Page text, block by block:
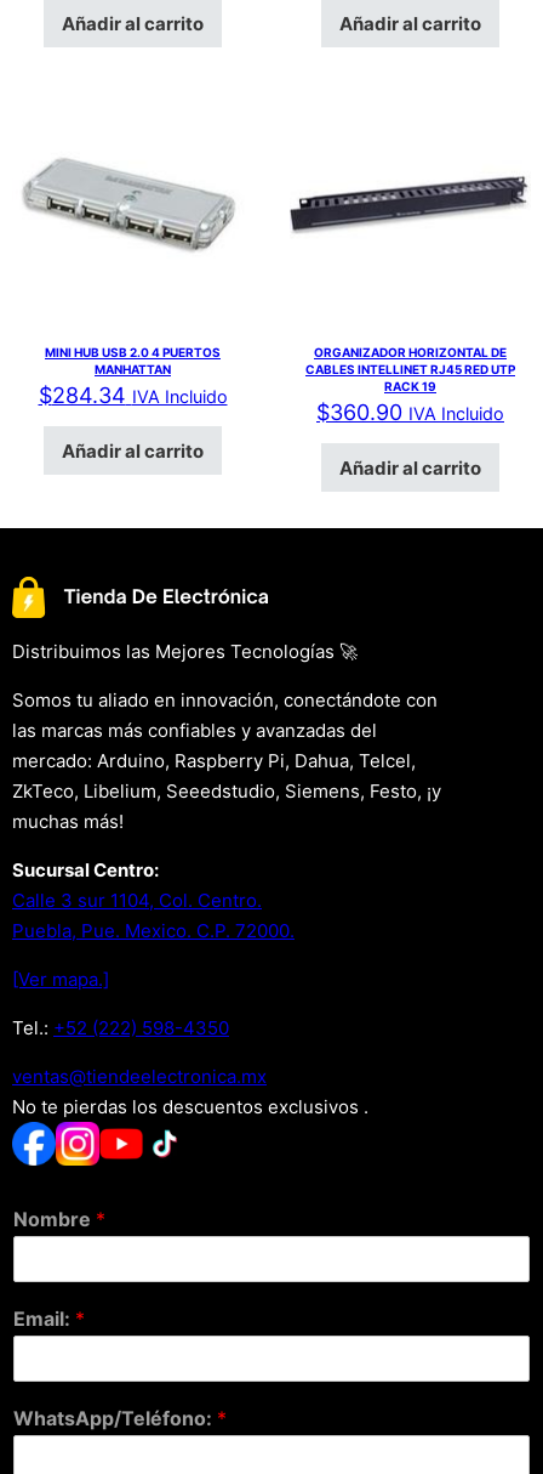
Añadir al carrito Añadir al carrito
MINI HUB USB 2.0 4 PUERTOS
MANHATTAN
$284.34 IVA Incluido
Añadir al carrito
ORGANIZADOR HORIZONTAL DE
CABLES INTELLINET RJ45 RED UTP
RACK 19
$360.90 IVA Incluido
Añadir al carrito
Distribuimos las Mejores Tecnologías 🚀
Somos tu aliado en innovación, conectándote con
las marcas más confiables y avanzadas del
mercado: Arduino, Raspberry Pi, Dahua, Telcel,
ZkTeco, Libelium, Seeedstudio, Siemens, Festo, ¡y
muchas más!
Sucursal Centro:
Calle 3 sur 1104, Col. Centro.
Puebla, Pue. Mexico. C.P. 72000.
[Ver mapa.]
Tel.: +52 (222) 598-4350
xm.acinortceleedneit@satnev
No te pierdas los descuentos exclusivos .
Nombre *
Email: *
WhatsApp/Teléfono: *